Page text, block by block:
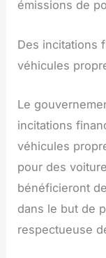
émissions de
Des incitations
véhicules
Le
incitations
véhicules
pour des
bénéficieront
dans le but de
respectueuse